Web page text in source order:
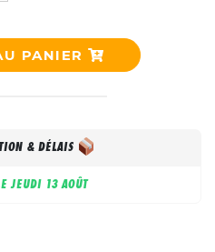
PANIER
& DÉLAIS
JEUDI 13 AOÛT